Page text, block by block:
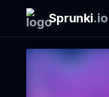
Sprunki.io